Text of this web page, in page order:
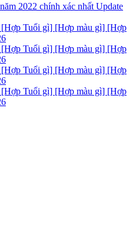
2022 chính xác nhất Update
Tuổi gì] [Hợp màu gì] [Hợp
Tuổi gì] [Hợp màu gì] [Hợp
Tuổi gì] [Hợp màu gì] [Hợp
Tuổi gì] [Hợp màu gì] [Hợp